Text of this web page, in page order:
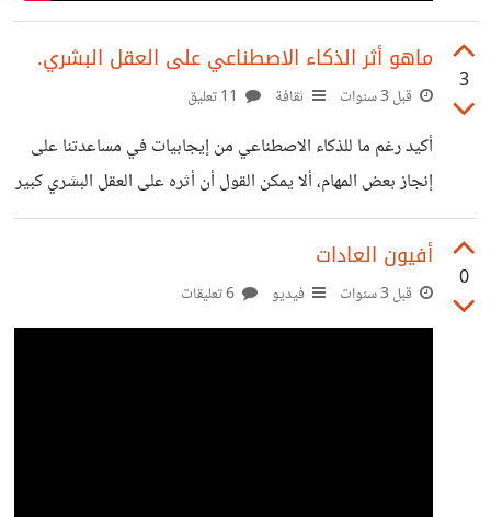
3
ماهو أثر الذكاء الاصطناعي على العقل البشري.
قبل 3 سنوات ثقافة
أكيد رغم ما للذكاء الاصطناعي من إيجابيات في مساعدتنا على
إنجاز بعض المهام، ألا يمكن القول أن أثره على العقل البشري كبير
جدا، من حيث إنه يقتل الابداع والتفكير، هل سينتج لنا جيل
بدون أدمغة وبدون عقول، أو بعقول وأدمغة لا تستطيع الإبداع
والتفكير؟؟ موضوع للنقاش.
0
أفيون العادات
قبل 3 سنوات فيديو